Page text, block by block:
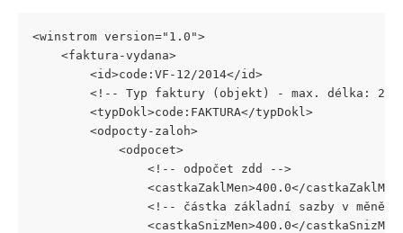
<winstrom version="1.0">
	<faktura-vydana>
		<id>code:VF-12/2014</id>
<!-- Typ faktury (objekt) - max. délka: 20
		<typDokl>code:FAKTURA</typDokl>
		<odpocty-zaloh>
			<odpocet>
				<!-- odpočet zdd -->
<castkaZaklMen>400.0</
<!-- částka základní sazby v měně
<castkaSnizMen>400.0</